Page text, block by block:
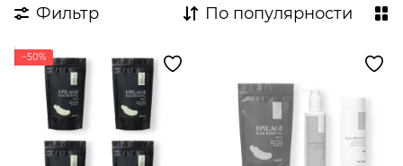
Фильтр По популярности
−50%